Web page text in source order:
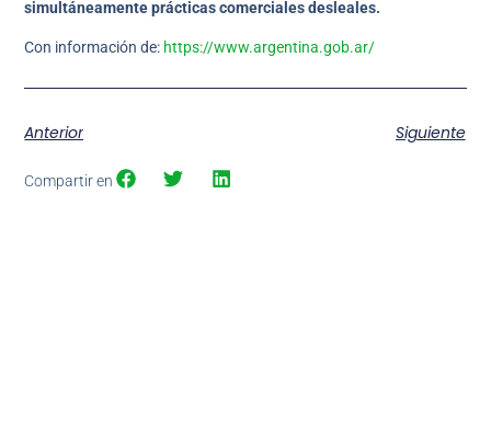
simultáneamente prácticas comerciales desleales.
Con información de: https://www.argentina.gob.ar/
Anterior Siguiente
Compartir en